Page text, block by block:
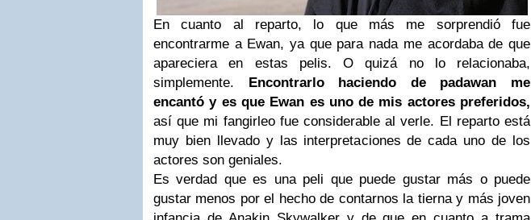
En cuanto al reparto, lo que más me sorprendió fue
encontrarme a Ewan, ya que para nada me acordaba de que
apareciera en estas pelis. O quizá no lo relacionaba,
simplemente. Encontrarlo haciendo de padawan me
encantó y es que Ewan es uno de mis actores preferidos,
así que mi fangirleo fue considerable al verle. El reparto está
muy bien llevado y las interpretaciones de cada uno de los
actores son geniales.
Es verdad que es una peli que puede gustar más o puede
gustar menos por el hecho de contarnos la tierna y más joven